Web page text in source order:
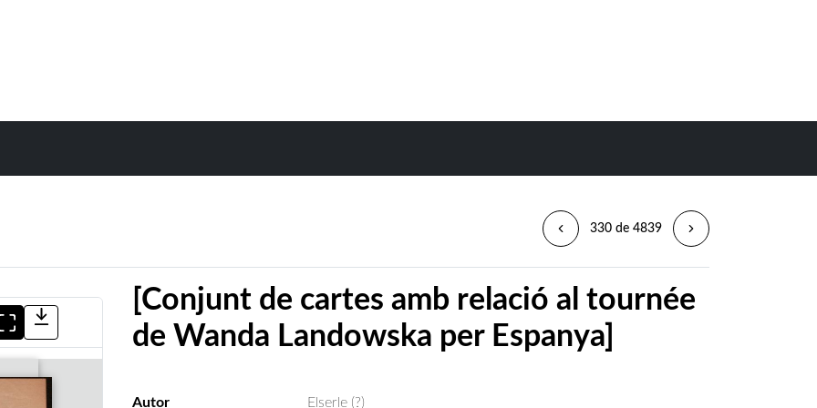
330 de 4839
[Conjunt de cartes amb relació al tournée
de Wanda Landowska per Espanya]
Autor
Elserle (?)